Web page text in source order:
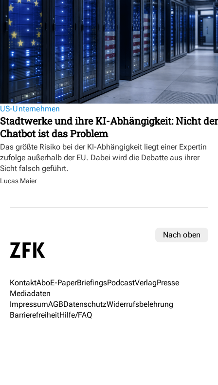
US-Unternehmen
Stadtwerke und ihre KI-Abhängigkeit: Nicht der
Chatbot ist das Problem
Das größte Risiko bei der KI-Abhängigkeit liegt einer Expertin
zufolge außerhalb der EU. Dabei wird die Debatte aus ihrer
Sicht falsch geführt.
Lucas Maier
Nach oben
KontaktAboE-PaperBriefingsPodcastVerlagPresse
Mediadaten
ImpressumAGBDatenschutzWiderrufsbelehrung
BarrierefreiheitHilfe/FAQ